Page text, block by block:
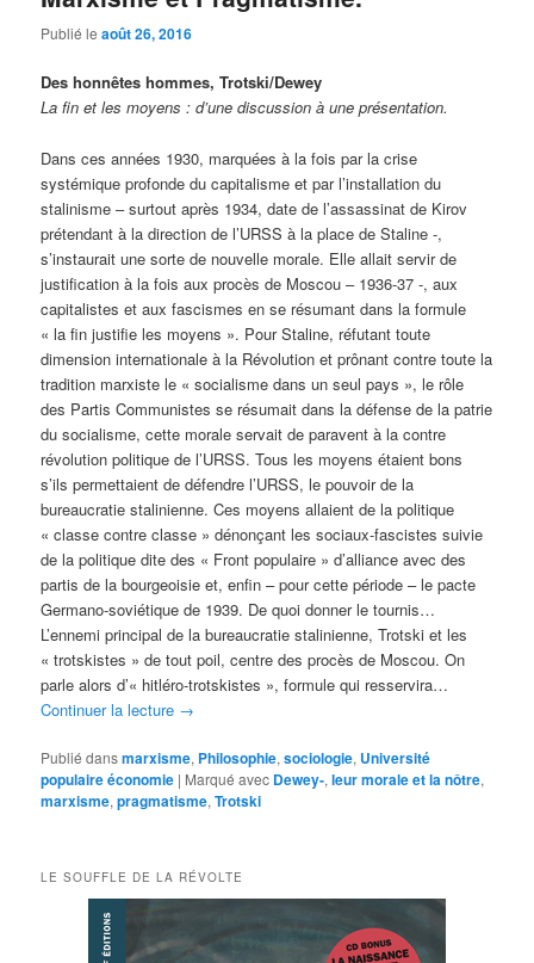
Publié leaoût 26, 2016
Des honnêtes hommes, Trotski/Dewey
La fin et les moyens : d’une discussion à une présentation.
Dans ces années 1930, marquées à la fois par la crise
systémique profonde du capitalisme et par l’installation du
stalinisme – surtout après 1934, date de l’assassinat de Kirov
prétendant à la direction de l’URSS à la place de Staline -,
s’instaurait une sorte de nouvelle morale. Elle allait servir de
justification à la fois aux procès de Moscou – 1936-37 -, aux
capitalistes et aux fascismes en se résumant dans la formule
« la fin justifie les moyens ». Pour Staline, réfutant toute
dimension internationale à la Révolution et prônant contre toute la
tradition marxiste le « socialisme dans un seul pays », le rôle
des Partis Communistes se résumait dans la défense de la patrie
du socialisme, cette morale servait de paravent à la contre
révolution politique de l’URSS. Tous les moyens étaient bons
s’ils permettaient de défendre l’URSS, le pouvoir de la
bureaucratie stalinienne. Ces moyens allaient de la politique
« classe contre classe » dénonçant les sociaux-fascistes suivie
de la politique dite des « Front populaire » d’alliance avec des
partis de la bourgeoisie et, enfin – pour cette période – le pacte
Germano-soviétique de 1939. De quoi donner le tournis…
L’ennemi principal de la bureaucratie stalinienne, Trotski et les
« trotskistes » de tout poil, centre des procès de Moscou. On
parle alors d’« hitléro-trotskistes », formule qui resservira…
Continuer la lecture →
Publié dansmarxisme, Philosophie,sociologie, Université
populaire économie | Marqué avec Dewey-,leur morale et la nôtre,
marxisme,pragmatisme,Trotski
LE SOUFFLE DE LA RÉVOLTE